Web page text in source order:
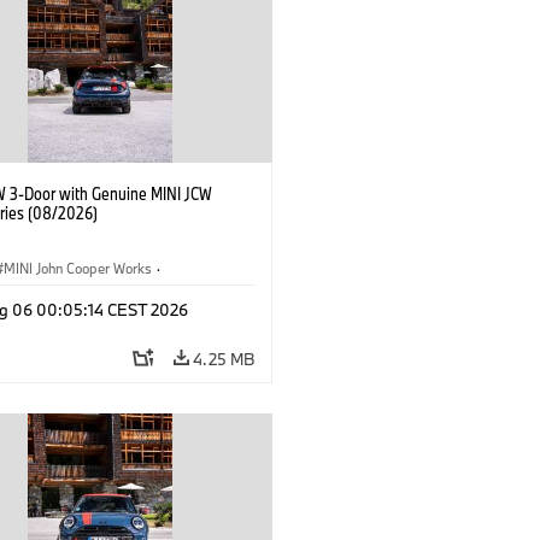
3-Door with Genuine MINI JCW
(08/2026)
MINI John Cooper Works ·
Extras, Accessories
06 00:05:14 CEST 2026
4.25 MB